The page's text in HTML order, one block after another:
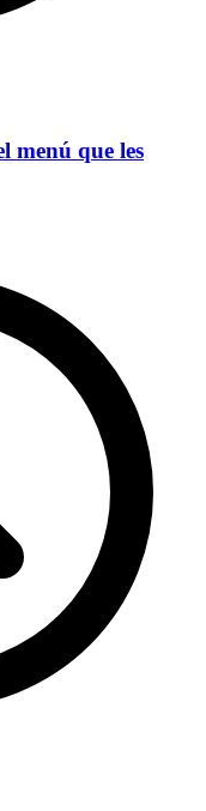
menú que les